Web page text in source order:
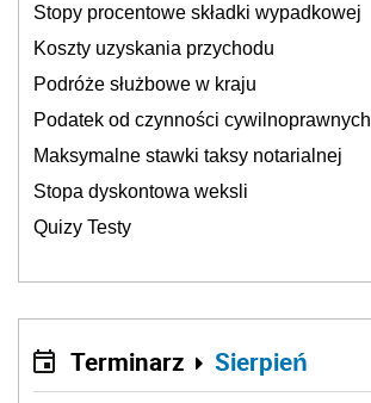
Stopy procentowe składki wypadkowej
Koszty uzyskania przychodu
Podróże służbowe w kraju
Podatek od czynności cywilnoprawnych
Maksymalne stawki taksy notarialnej
Stopa dyskontowa weksli
Quizy Testy
Terminarz Sierpień